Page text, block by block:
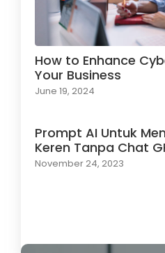
How to Enhance
Your Business
June 19, 2024
Prompt AI Untuk
Keren Tanpa Chat
November 24, 2023